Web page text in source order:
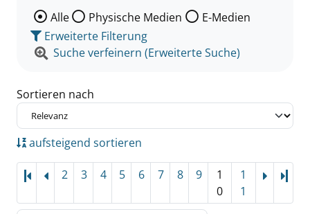
Wählen Sie die Medienart nach der Sie suchen wollen.
Alle Physische Medien
E-Medien
Erweiterte Filterung
Suche verfeinern (Erweiterte Suche)
Sortieren nach
aufsteigend sortieren
2 3 4 5 6 7 8 9
1
0
1
1